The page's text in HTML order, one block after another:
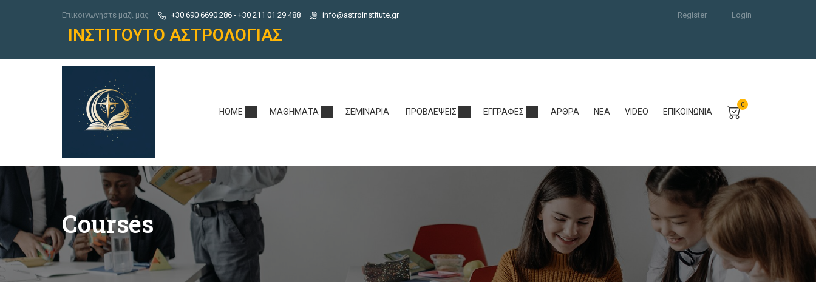
Επικοινωνήστε μαζί μας +30 690 6690 286 - +30 211 01 29 488 info@astroinstitute.gr Register Login
ΙΝΣΤΙΤΟΥΤΟ ΑΣΤΡΟΛΟΓΙΑΣ
HOME ΜΑΘΉΜΑΤΑ ΣΕΜΙΝΆΡΙΑ ΠΡΟΒΛΈΨΕΙΣ ΕΓΓΡΑΦΈΣ ΆΡΘΡΑ ΝΈΑ VIDEO ΕΠΙΚΟΙΝΩΝΊΑ
0
Courses